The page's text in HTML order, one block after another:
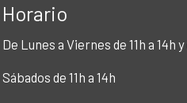
Horario
De Lunes a Viernes de 11h a 14h y
Sábados de 11h a 14h